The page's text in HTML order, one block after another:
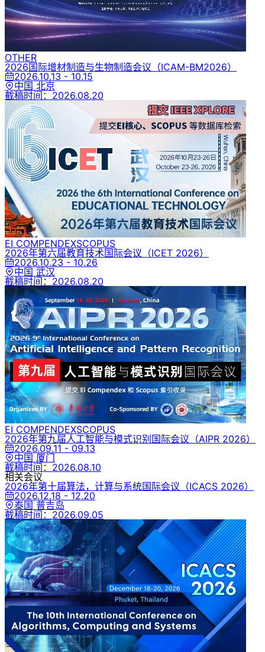
OTHER
2026国际增材制造与生物制造会议 （ICAM-BM2026）
2026.10.13 - 10.15
中国 北京
截稿时间： 2026.08.20
EI COMPENDEXSCOPUS
2026年第六届教育技术国际会议 （ICET 2026）
2026.10.23 - 10.26
中国 武汉
截稿时间： 2026.08.20
EI COMPENDEXSCOPUS
2026年第九届人工智能与模式识别国际会议 （AIPR 2026）
2026.09.11 - 09.13
中国 厦门
截稿时间： 2026.08.10
相关会议
2026年第十届算法，计算与系统国际会议 （ICACS 2026）
2026.12.18 - 12.20
泰国 普吉岛
截稿时间： 2026.09.05